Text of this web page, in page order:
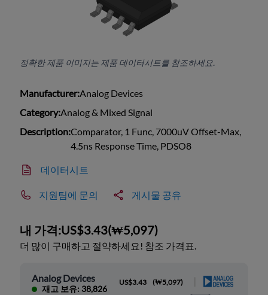
정확한 제품 이미지는 제품 데이터시트를 참조하세요.
Manufacturer:Analog Devices
Category:Analog & Mixed Signal
Description:Comparator, 1 Func, 7000uV Offset-Max,
4.5ns Response Time, PDSO8
데이터시트
지원팀에 문의 게시물 공유
내 가격:US$3.43(₩5,097)
더 많이 구매하고 절약하세요! 참조 가격표.
Analog Devices
재고 보유: 38,826
US$3.43 (₩5,097)